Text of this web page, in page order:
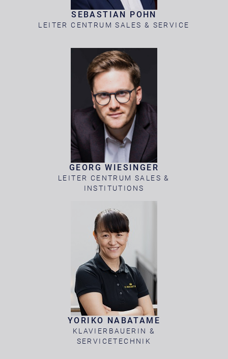
SEBASTIAN POHN
LEITER CENTRUM SALES & SERVICE
GEORG WIESINGER
LEITER CENTRUM SALES &
INSTITUTIONS
YORIKO NABATAME
KLAVIERBAUERIN &
SERVICETECHNIK